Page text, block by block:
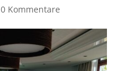
0 Kommentare